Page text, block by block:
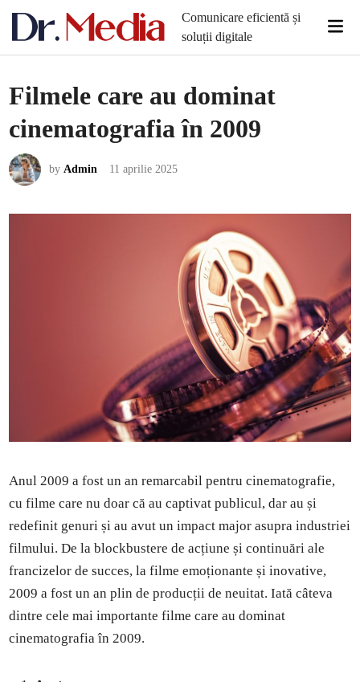
Comunicare eficientă și
soluții digitale
Filmele care au dominat
cinematografia în 2009
byAdmin 11 aprilie 2025
Anul 2009 a fost un an remarcabil pentru cinematografie,
cu filme care nu doar că au captivat publicul, dar au și
redefinit genuri și au avut un impact major asupra industriei
filmului. De la blockbustere de acțiune și continuări ale
francizelor de succes, la filme emoționante și inovative,
2009 a fost un an plin de producții de neuitat. Iată câteva
dintre cele mai importante filme care au dominat
cinematografia în 2009.